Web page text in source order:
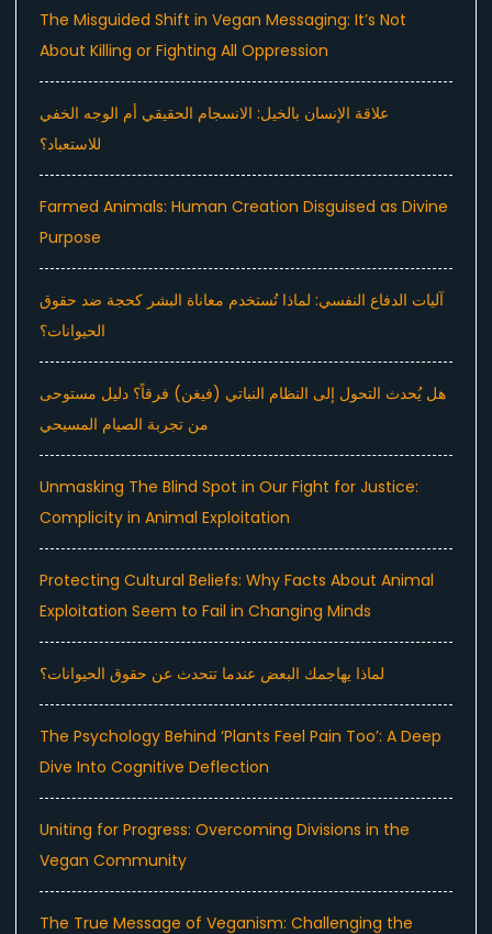
The Misguided Shift in Vegan Messaging: It’s Not
About Killing or Fighting All Oppression
علاقة الإنسان بالخيل: الانسجام الحقيقي أم الوجه الخفي
للاستعباد؟
Farmed Animals: Human Creation Disguised as Divine
Purpose
آليات الدفاع النفسي: لماذا تُستخدم معاناة البشر كحجة ضد حقوق
الحيوانات؟
هل يُحدث التحول إلى النظام النباتي (فيغن) فرقاً؟ دليل مستوحى
من تجربة الصيام المسيحي
Unmasking The Blind Spot in Our Fight for Justice:
Complicity in Animal Exploitation
Protecting Cultural Beliefs: Why Facts About Animal
Exploitation Seem to Fail in Changing Minds
لماذا يهاجمك البعض عندما تتحدث عن حقوق الحيوانات؟
The Psychology Behind ‘Plants Feel Pain Too’: A Deep
Dive Into Cognitive Deflection
Uniting for Progress: Overcoming Divisions in the
Vegan Community
The True Message of Veganism: Challenging the